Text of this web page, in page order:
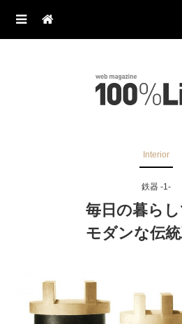
Interior
鉄器 -1-
毎日の暮らし
モダンな伝